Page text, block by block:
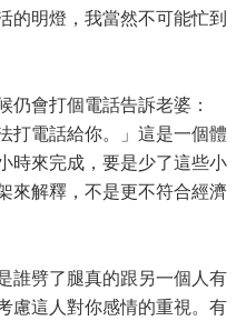
的明燈，我當然不可能忙到
仍會打個電話告訴老婆：
打電話給你。」這是一個體
時來完成，要是少了這些小
來解釋，不是更不符合經濟
誰劈了腿真的跟另一個人有
慮這人對你感情的重視。有